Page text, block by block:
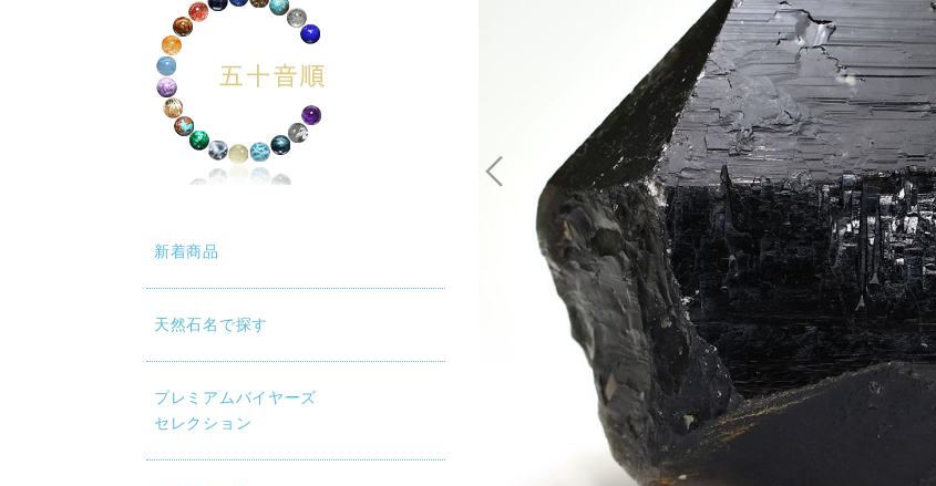
新着商品
天然石名で探す
プレミアムバイヤーズ
セレクション